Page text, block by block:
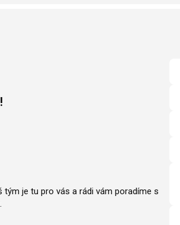
je tu pro vás a rádi vám poradíme s